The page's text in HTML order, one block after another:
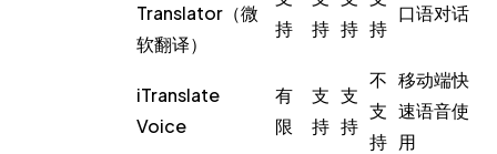
Translator（微
软翻译）
持
持 持 持
口语对话
iTranslate
Voice
有
限
支
持
支
持
不
支
持
移动端快
速语音使
用